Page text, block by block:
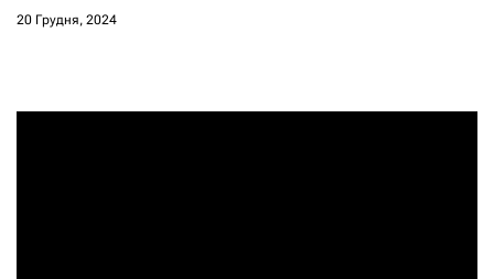
20 Грудня, 2024